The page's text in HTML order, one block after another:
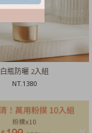
白瓶防曬 2入組
NT.1380